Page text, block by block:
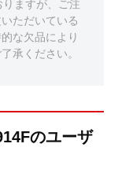
ますが、ご注
ただいている
な欠品により
承ください。
のユーザ